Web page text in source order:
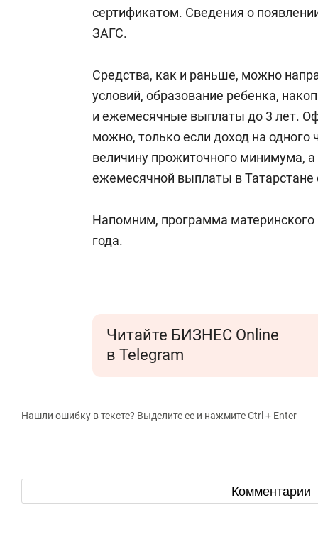
сертификатом. Сведения о
ЗАГС.
Средства, как и раньше, можно
условий, образование ребенка,
и ежемесячные выплаты до 3 лет.
можно, только если доход на
величину прожиточного минимума,
ежемесячной выплаты в Татарстане
Напомним, программа материнского
года.
Читайте БИЗНЕС Online
в Telegram
Нашли ошибку в тексте? Выделите ее и нажмите Ctrl + Enter
Комментарии